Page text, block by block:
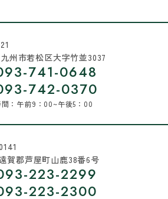
州市若松区大字竹並3037
741-0648
742-0370
間：午前9：00~午後5：00
賀郡芦屋町山鹿38番6号
223-2299
223-2300